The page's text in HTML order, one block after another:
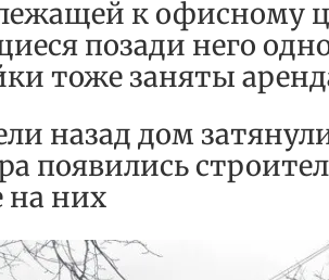
к офисному
позади него
тоже заняты
назад дом
появились
на них